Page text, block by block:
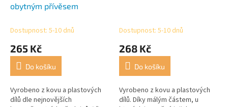
obytným přívěsem
Dostupnost: 5-10 dnů
265 Kč
Do košíku
Vyrobeno z kovu a plastových
dílů dle nejnovějších
Dostupnost: 5-10 dnů
268 Kč
Do košíku
Vyrobeno z kovu a plastových
dílů. Díky málým částem, u